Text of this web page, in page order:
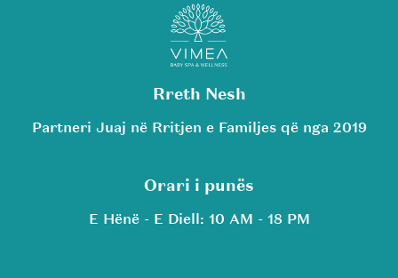
Rreth Nesh
Partneri Juaj në Rritjen e Familjes që nga 2019
Orari i punës
E Hënë - E Diell: 10 AM - 18 PM